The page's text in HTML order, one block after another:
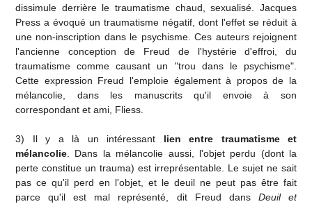
dissimule derrière le traumatisme chaud, sexualisé. Jacques
Press a évoqué un traumatisme négatif, dont l'effet se réduit à
une non-inscription dans le psychisme. Ces auteurs rejoignent
l'ancienne conception de Freud de l'hystérie d'effroi, du
traumatisme comme causant un "trou dans le psychisme".
Cette expression Freud l'emploie également à propos de la
mélancolie, dans les manuscrits qu'il envoie à son
correspondant et ami, Fliess.
3) Il y a là un intéressant lien
entre traumatisme et
mélancolie. Dans la mélancolie aussi, l'objet perdu (dont la
perte constitue un trauma) est irreprésentable. Le sujet ne sait
pas ce qu'il perd en l'objet, et le deuil ne peut pas être fait
parce qu'il est mal représenté, dit Freud dans Deuil et